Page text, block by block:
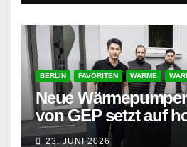
BERLIN FAVORITEN WÄRME
Neue
von GEP setzt auf
und besonders
23. JUNI 2026